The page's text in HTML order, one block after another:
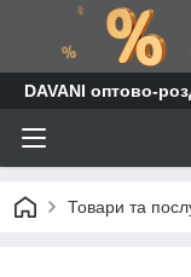
DAVANI оптово-
Товари та